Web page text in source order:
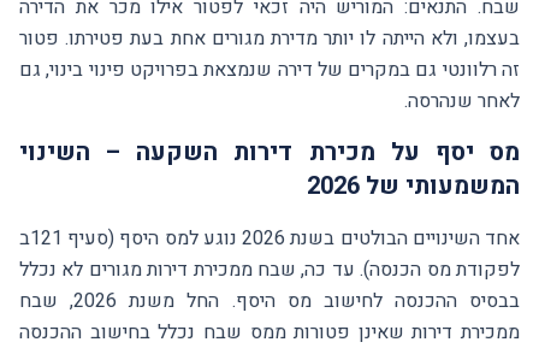
שבח. התנאים: המוריש היה זכאי לפטור אילו מכר את הדירה
בעצמו, ולא הייתה לו יותר מדירת מגורים אחת בעת פטירתו. פטור
זה רלוונטי גם במקרים של דירה שנמצאת בפרויקט פינוי בינוי, גם
לאחר שנהרסה.
מס יסף על מכירת דירות השקעה – השינוי
המשמעותי של 2026
אחד השינויים הבולטים בשנת 2026 נוגע למס היסף (סעיף 121ב
לפקודת מס הכנסה). עד כה, שבח ממכירת דירות מגורים לא נכלל
בבסיס ההכנסה לחישוב מס היסף. החל משנת 2026, שבח
ממכירת דירות שאינן פטורות ממס שבח נכלל בחישוב ההכנסה